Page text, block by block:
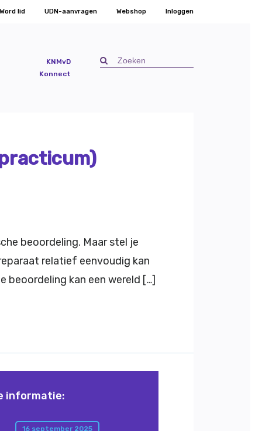
Word lid UDN-aanvragen Webshop Inloggen
KNMvD
Konnect
beoordeling. Maar stel je
relatief eenvoudig kan
beoordeling kan een wereld […]
informatie:
16 september 2025